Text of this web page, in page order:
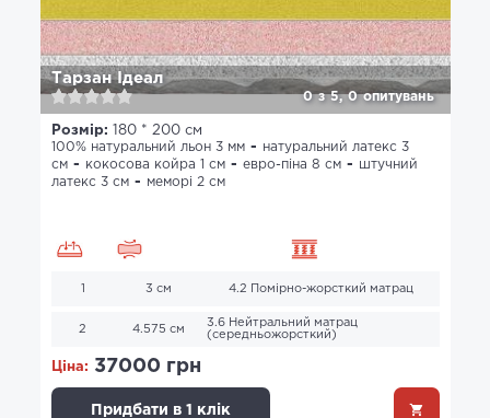
Тарзан Ідеал
0 з 5, 0 опитувань
Розмір: 180 * 200 см
100% натуральний льон 3 мм
натуральний латекс 3
см
кокосова койра 1 см евро-піна 8 см
штучний
латекс 3 см
меморі 2 см
1 3 см 4.2 Помірно-жорсткий матрац
2 4.575 см
3.6 Нейтральний матрац
(середньожорсткий)
Ціна: 37000 грн
Придбати в 1 клік